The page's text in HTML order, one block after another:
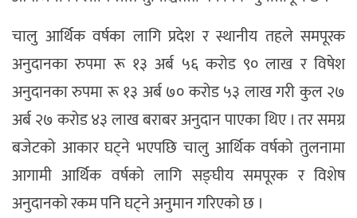
चालु आर्थिक वर्षका लागि प्रदेश र स्थानीय तहले समपूरक
अनुदानका रुपमा रू १३ अर्ब ५६ करोड ९० लाख र विषेश
अनुदानका रुपमा रू १३ अर्ब ७० करोड ५३ लाख गरी कुल २७
अर्ब २७ करोड ४३ लाख बराबर अनुदान पाएका थिए । तर समग्र
बजेटको आकार घट्ने भएपछि चालु आर्थिक वर्षको तुलनामा
आगामी आर्थिक वर्षको लागि सङ्घीय समपूरक र विशेष
अनुदानको रकम पनि घट्ने अनुमान गरिएको छ ।